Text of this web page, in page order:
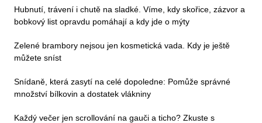
Hubnutí, trávení i chutě na sladké. Víme, kdy skořice, zázvor a
bobkový list opravdu pomáhají a kdy jde o mýty
Zelené brambory nejsou jen kosmetická vada. Kdy je ještě
můžete sníst
Snídaně, která zasytí na celé dopoledne: Pomůže správné
množství bílkovin a dostatek vlákniny
Každý večer jen scrollování na gauči a ticho? Zkuste s